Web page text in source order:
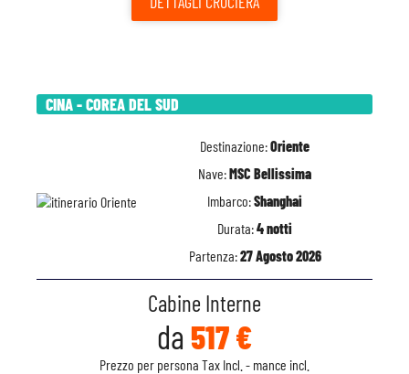
CINA - COREA DEL SUD
Destinazione:Oriente
Nave:MSC Bellissima
Imbarco:Shanghai
Durata:4 notti
Partenza:27 Agosto 2026
Cabine Interne
da 517 €
Prezzo per persona Tax Incl. - mance incl.